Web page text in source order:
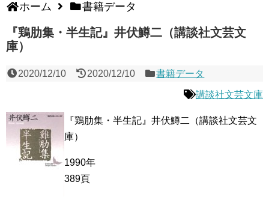
ホーム 書籍データ
『鶏肋集・半生記』井伏鱒二（講談社文芸文
庫）
2020/12/10 2020/12/10 書籍データ
講談社文芸文庫
『鶏肋集・半生記』井伏鱒二（講談社文芸文
庫）
1990年
389頁